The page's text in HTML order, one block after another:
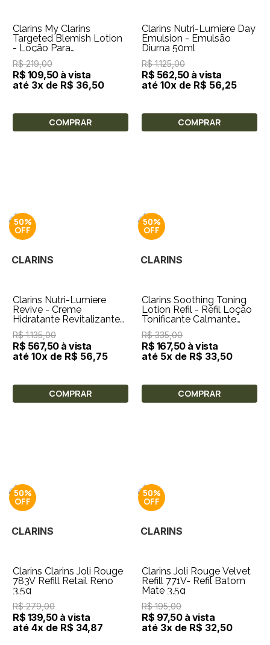
Clarins My Clarins
Targeted Blemish Lotion
- Loção Para
Imperfeições e Manchas
13ml
R$ 219,00
R$ 109,50 à vista
até 3x de R$ 36,50
COMPRAR
Clarins Nutri-Lumiere Day
Emulsion - Emulsão
Diurna 50ml
R$ 1.125,00
R$ 562,50 à vista
até 10x de R$ 56,25
COMPRAR
50%
CLARINS
Clarins Nutri-Lumiere
Revive - Creme
Hidratante Revitalizante
50ml
R$ 1.135,00
R$ 567,50 à vista
até 10x de R$ 56,75
COMPRAR
50%
CLARINS
Clarins Soothing Toning
Lotion Refil - Refil Loção
Tonificante Calmante
400ml
R$ 335,00
R$ 167,50 à vista
até 5x de R$ 33,50
COMPRAR
50%
CLARINS
Clarins Clarins Joli Rouge
783V Refill Retail Reno
3,5g
R$ 279,00
R$ 139,50 à vista
até 4x de R$ 34,87
50%
CLARINS
Clarins Joli Rouge Velvet
Refill 771V- Refil Batom
Mate 3,5g
R$ 195,00
R$ 97,50 à vista
até 3x de R$ 32,50